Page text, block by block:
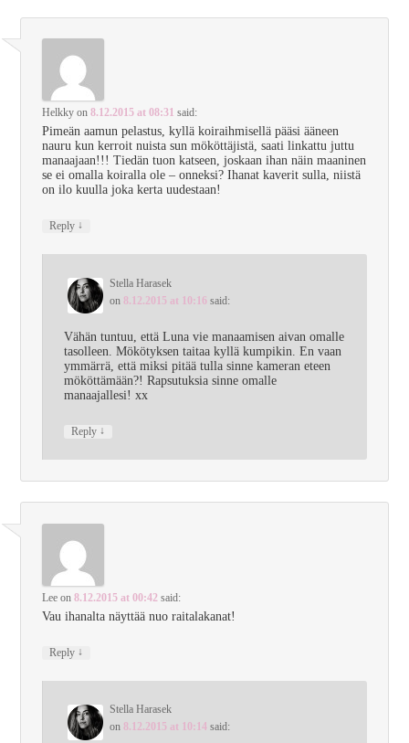
Helkky on8.12.2015 at 08:31 said:
Pimeän aamun pelastus, kyllä koiraihmisellä pääsi ääneen
nauru kun kerroit nuista sun mököttäjistä, saati linkattu juttu
manaajaan!!! Tiedän tuon katseen, joskaan ihan näin maaninen
se ei omalla koiralla ole – onneksi? Ihanat kaverit sulla, niistä
on ilo kuulla joka kerta uudestaan!
Reply ↓
Stella Harasek
on 8.12.2015 at 10:16 said:
Vähän tuntuu, että Luna vie manaamisen aivan omalle
tasolleen. Mökötyksen taitaa kyllä kumpikin. En vaan
ymmärrä, että miksi pitää tulla sinne kameran eteen
mököttämään?! Rapsutuksia sinne omalle
manaajallesi! xx
Reply ↓
Lee on8.12.2015 at 00:42 said:
Vau ihanalta näyttää nuo raitalakanat!
Reply ↓
Stella Harasek
on 8.12.2015 at 10:14 said: